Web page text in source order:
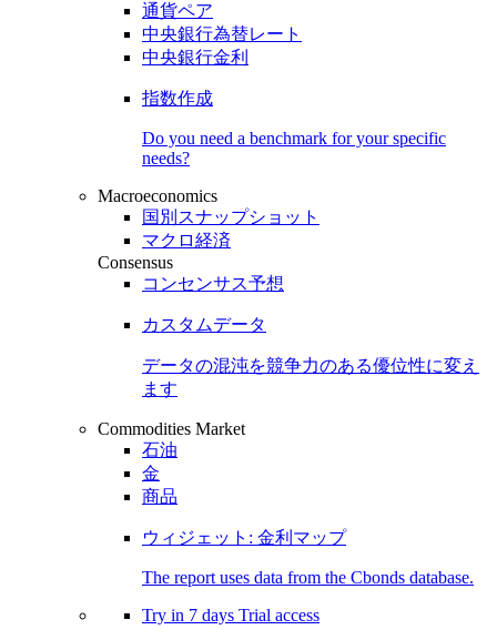
通貨ペア
中央銀行為替レート
中央銀行金利
指数作成
Do you need a benchmark for your specific
needs?
Macroeconomics
国別スナップショット
マクロ経済
Consensus
コンセンサス予想
カスタムデータ
データの混沌を競争力のある優位性に変え
ます
Commodities Market
石油
金
商品
ウィジェット: 金利マップ
The report uses data from the Cbonds database.
Try in 7 days Trial access